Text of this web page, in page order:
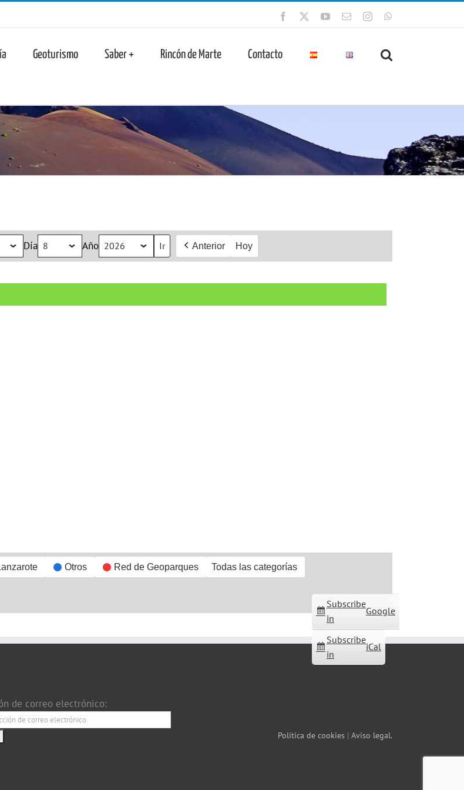
Facebook YouTube
CorreoInstagram
Geoturismo Saber + Rincón de Marte Contacto
Día Año Anterior Hoy
Otros Red de Geoparques Todas las categorías
Subscribe
in
Google
Subscribe
in
iCal
de correo electrónico:
Política de cookies | Aviso legal.